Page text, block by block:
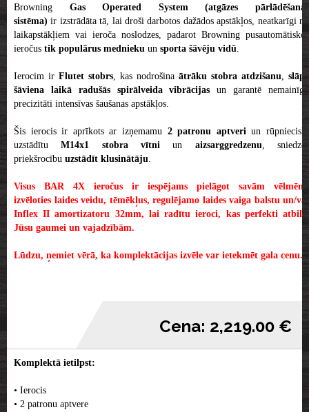
Browning Gas Operated System (atgāzes pārlādēšanas
sistēma)ir izstrādāta tā, lai droši darbotos dažādos apstākļos, neatkarīgi no
laikapstākļiem vai ieroča noslodzes, padarot Browning pusautomātiskos
ieročus tik populārus mednieku un sporta šāvēju vidū.
Ierocim ir Flutet stobrs, kas nodrošina ātrāku stobra atdzišanu, slāpē
šāviena laikā radušās spirālveida vibrācijas un garantē nemainīgu
precizitāti intensīvas šaušanas apstākļos.
Šis ierocis ir aprīkots ar izņemamu 2 patronu aptveri un rūpnieciski
uzstādītuM14x1 stobra vītni un aizsarggredzenu, sniedzot
priekšrocību uzstādīt klusinātāju.
Visus BAR 4X ieročus ir iespējams pielāgot savām vēlmēm,
izvēloties laides veidu, tēmēkļus, regulējamo laides vaiga balstu un/vai
Inflex II amortizatoru 32mm, lai radītu ieroci, kas perfekti atbilst
Jūsu gaumei un vajadzībām.
Lūdzu, ņemiet vērā, ka komplektācijas izvēle var ietekmēt gala cenu.
Cena: 2,219.00 €
Komplektā ietilpst:
• Ierocis
• 2 patronu aptvere